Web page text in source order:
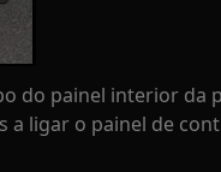
do painel interior da
a ligar o painel de